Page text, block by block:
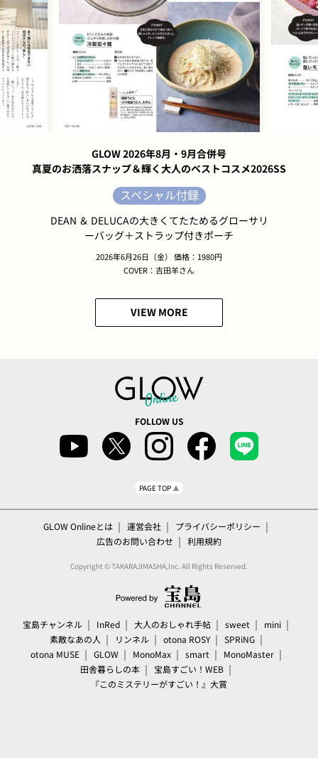
GLOW 2026年8月・9月合併号
真夏のお洒落スナップ＆輝く大人のベストコスメ2026SS
スペシャル付録
DEAN ＆ DELUCAの大きくてたためるグローサリ
ーバッグ＋ストラップ付きポーチ
2026年6月26日（金） 価格：1980円
COVER：吉田羊さん
VIEW MORE
FOLLOW US
PAGE TOP
GLOW Onlineとは 運営会社
プライバシーポリシー
広告のお問い合わせ
利用規約
Copyright © TAKARAJIMASHA,Inc. All Rights Reserved.
宝島チャンネル InRed 大人のおしゃれ手帖 sweet
mini
素敵なあの人
リンネル otona ROSY
SPRiNG
otona MUSE
GLOW MonoMax smart
MonoMaster
田舎暮らしの本
宝島すごい！WEB
『このミステリーがすごい！』大賞